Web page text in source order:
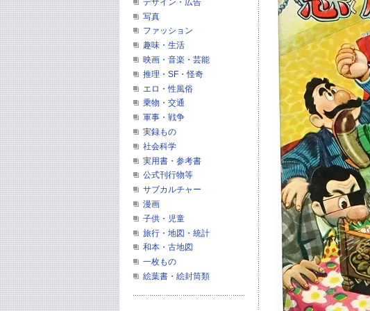
デザイン・広告
写真
ファッション
趣味・生活
映画・音楽・芸能
推理・SF・怪奇
エロ・性風俗
乗物・交通
軍事・戦争
実録もの
社会科学
実用書・参考書
公式刊行物等
サブカルチャー
漫画
子供・児童
旅行・地図・統計
和本・古地図
一枚もの
絵葉書・絵封筒類